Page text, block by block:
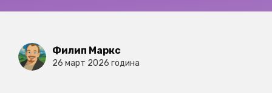
Филип Маркс
26 март 2026 година